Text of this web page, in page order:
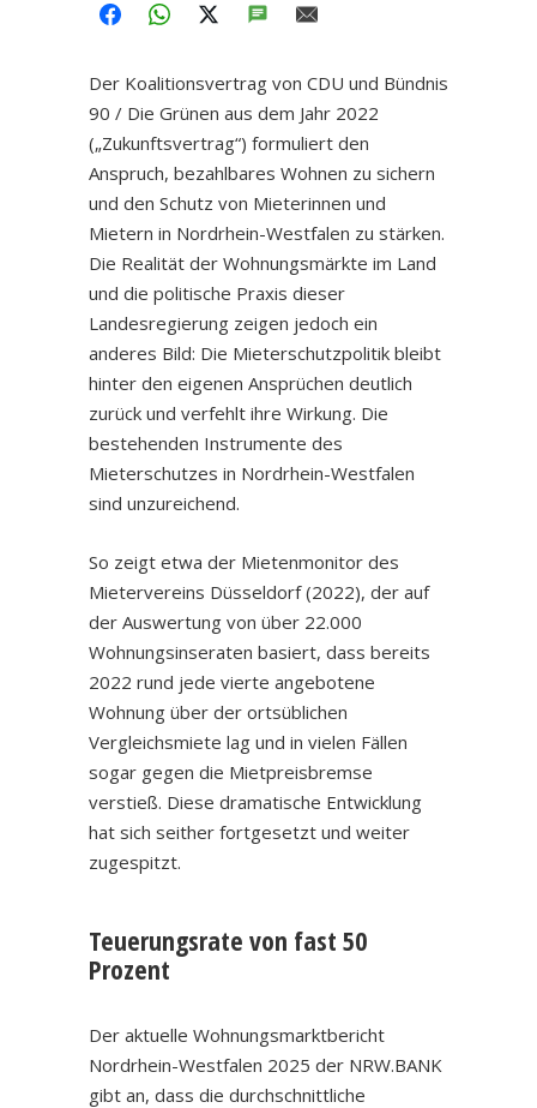
FACEBOOKWHATSAPPTWITTER SMS
Der Koalitionsvertrag von CDU und Bündnis
90 / Die Grünen aus dem Jahr 2022
(„Zukunftsvertrag“) formuliert den
Anspruch, bezahlbares Wohnen zu sichern
und den Schutz von Mieterinnen und
Mietern in Nordrhein-Westfalen zu stärken.
Die Realität der Wohnungsmärkte im Land
und die politische Praxis dieser
Landesregierung zeigen jedoch ein
anderes Bild: Die Mieterschutzpolitik bleibt
hinter den eigenen Ansprüchen deutlich
zurück und verfehlt ihre Wirkung. Die
bestehenden Instrumente des
Mieterschutzes in Nordrhein-Westfalen
sind unzureichend.
So zeigt etwa der Mietenmonitor des
Mietervereins Düsseldorf (2022), der auf
der Auswertung von über 22.000
Wohnungsinseraten basiert, dass bereits
2022 rund jede vierte angebotene
Wohnung über der ortsüblichen
Vergleichsmiete lag und in vielen Fällen
sogar gegen die Mietpreisbremse
verstieß. Diese dramatische Entwicklung
hat sich seither fortgesetzt und weiter
zugespitzt.
Teuerungsrate von fast 50
Prozent
Der aktuelle Wohnungsmarktbericht
Nordrhein-Westfalen 2025 der NRW.BANK
gibt an, dass die durchschnittliche